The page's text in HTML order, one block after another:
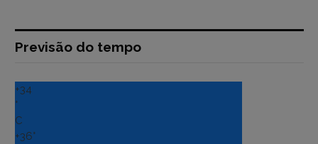
Previsão do tempo
+34
°
C
+36°